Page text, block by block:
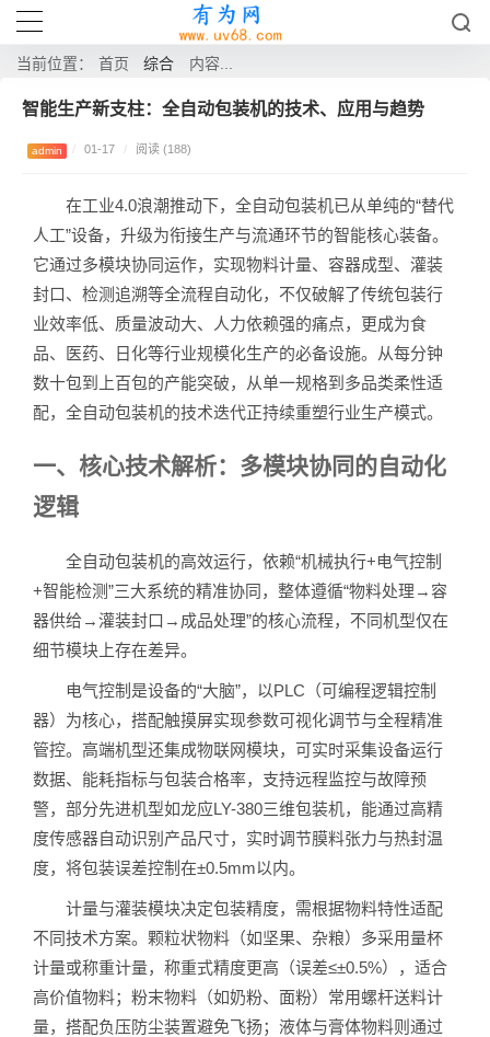
当前位置： 首页 综合 内容...
智能生产新支柱：全自动包装机的技术、应用与趋势
admin / 01-17 / 阅读 (188)
在工业4.0浪潮推动下，全自动包装机已从单纯的“替代
人工”设备，升级为衔接生产与流通环节的智能核心装备。
它通过多模块协同运作，实现物料计量、容器成型、灌装
封口、检测追溯等全流程自动化，不仅破解了传统包装行
业效率低、质量波动大、人力依赖强的痛点，更成为食
品、医药、日化等行业规模化生产的必备设施。从每分钟
数十包到上百包的产能突破，从单一规格到多品类柔性适
配，全自动包装机的技术迭代正持续重塑行业生产模式。
一、核心技术解析：多模块协同的自动化
逻辑
全自动包装机的高效运行，依赖“机械执行+电气控制
+智能检测”三大系统的精准协同，整体遵循“物料处理→容
器供给→灌装封口→成品处理”的核心流程，不同机型仅在
细节模块上存在差异。
电气控制是设备的“大脑”，以PLC（可编程逻辑控制
器）为核心，搭配触摸屏实现参数可视化调节与全程精准
管控。高端机型还集成物联网模块，可实时采集设备运行
数据、能耗指标与包装合格率，支持远程监控与故障预
警，部分先进机型如龙应LY-380三维包装机，能通过高精
度传感器自动识别产品尺寸，实时调节膜料张力与热封温
度，将包装误差控制在±0.5mm以内。
计量与灌装模块决定包装精度，需根据物料特性适配
不同技术方案。颗粒状物料（如坚果、杂粮）多采用量杯
计量或称重计量，称重式精度更高（误差≤±0.5%），适合
高价值物料；粉末物料（如奶粉、面粉）常用螺杆送料计
量，搭配负压防尘装置避免飞扬；液体与膏体物料则通过